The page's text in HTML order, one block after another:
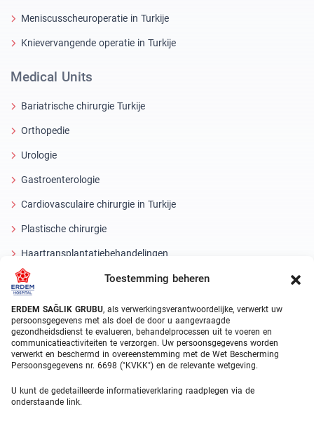
Toestemming beheren
ERDEM SAĞLIK GRUBU, als verwerkingsverantwoordelijke, verwerkt uw
persoonsgegevens met als doel de door u aangevraagde
gezondheidsdienst te evalueren, behandelprocessen uit te voeren en
communicatieactiviteiten te verzorgen. Uw persoonsgegevens worden
verwerkt en beschermd in overeenstemming met de Wet Bescherming
Persoonsgegevens nr. 6698 ("KVKK") en de relevante wetgeving.
U kunt de gedetailleerde informatieverklaring raadplegen via de
onderstaande link.
Meniscusscheuroperatie in Turkije
Knievervangende operatie in Turkije
Medical Units
Bariatrische chirurgie Turkije
Orthopedie
Urologie
Gastroenterologie
Cardiovasculaire chirurgie in Turkije
Plastische chirurgie
Haartransplantatiebehandelingen
Tandheelkundige behandelingen Turkije
Laseroog
About Erdem
Over ons
Medische eenheden